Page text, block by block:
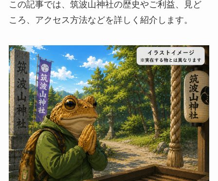
この記事では、筑波山神社の歴史やご利益、見ど
ころ、アクセス方法などを詳しく紹介します。